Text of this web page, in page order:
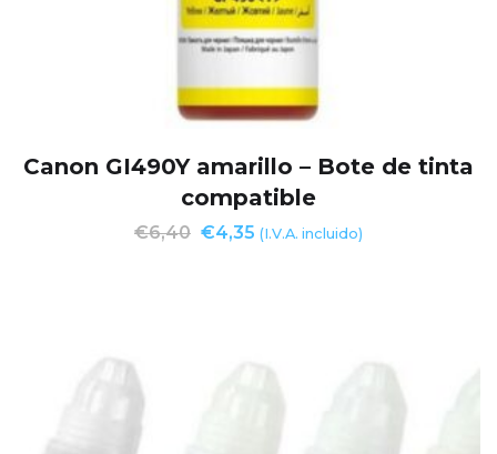
Canon GI490Y amarillo – Bote de tinta
compatible
€6,40 €4,35 (I.V.A. incluido)